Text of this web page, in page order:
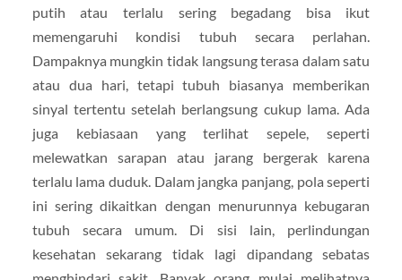
putih atau terlalu sering begadang bisa ikut
memengaruhi kondisi tubuh secara perlahan.
Dampaknya mungkin tidak langsung terasa dalam satu
atau dua hari, tetapi tubuh biasanya memberikan
sinyal tertentu setelah berlangsung cukup lama. Ada
juga kebiasaan yang terlihat sepele, seperti
melewatkan sarapan atau jarang bergerak karena
terlalu lama duduk. Dalam jangka panjang, pola seperti
ini sering dikaitkan dengan menurunnya kebugaran
tubuh secara umum. Di sisi lain, perlindungan
kesehatan sekarang tidak lagi dipandang sebatas